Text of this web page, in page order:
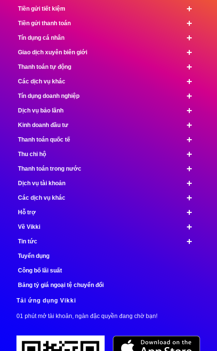
+
Tiền gửi tiết kiệm
+
Tiền gửi thanh toán
+
Tín dụng cá nhân
+
Giao dịch xuyên biên giới
+
Thanh toán tự động
+
Các dịch vụ khác
+
Tín dụng doanh nghiệp
+
Dịch vụ bảo lãnh
+
Kinh doanh đầu tư
+
Thanh toán quốc tế
+
Thu chi hộ
+
Thanh toán trong nước
+
Dịch vụ tài khoản
+
Các dịch vụ khác
+
Hỗ trợ
+
Về Vikki
+
Tin tức
Tuyển dụng
Công bố lãi suất
Bảng tỷ giá ngoại tệ chuyển đổi
Tải ứng dụng Vikki
01 phút mở tài khoản, ngàn đặc quyền đang chờ bạn!